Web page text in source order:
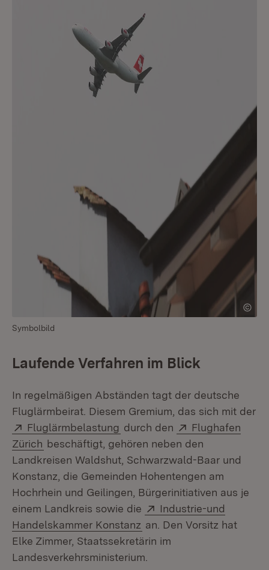
Symbolbild
Laufende Verfahren im Blick
In regelmäßigen Abständen tagt der deutsche
Fluglärmbeirat. Diesem Gremium, das sich mit der
Extern:
Fluglärmbelastung (Öffnet in neuem Fenster)
durch den Extern:
Flughafen
Zürich (Öffnet in neuem Fenster)
beschäftigt, gehören neben den
Landkreisen Waldshut, Schwarzwald-Baar und
Konstanz, die Gemeinden Hohentengen am
Hochrhein und Geilingen, Bürgerinitiativen aus je
einem Landkreis sowie die
Extern:
Industrie-und
Handelskammer Konstanz (Öffnet in neuem Fenster)
an. Den Vorsitz hat
Elke Zimmer, Staatssekretärin im
Landesverkehrsministerium.